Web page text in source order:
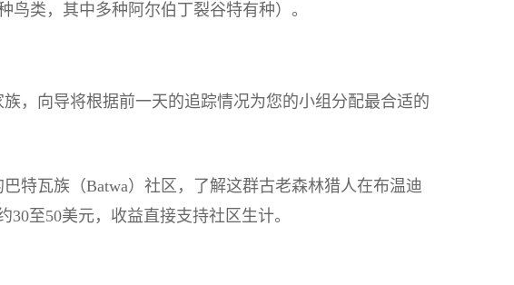
类，其中多种阿尔伯丁裂谷特有种）。
，向导将根据前一天的追踪情况为您的小组分配最合适的
特瓦族（Batwa）社区，了解这群古老森林猎人在布温迪
至50美元，收益直接支持社区生计。